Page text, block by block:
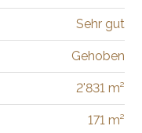
Sehr gut
Gehoben
2'831 m²
171 m²